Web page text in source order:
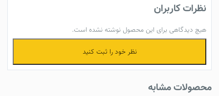
نظرات کاربران
هیچ دیدگاهی برای این محصول نوشته نشده است.
نظر خود را ثبت کنید
محصولات مشابه